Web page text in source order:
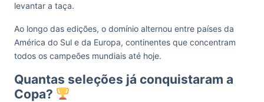
levantar a taça.
Ao longo das edições, o domínio alternou entre países da
América do Sul e da Europa, continentes que concentram
todos os campeões mundiais até hoje.
Quantas seleções já conquistaram a
Copa?